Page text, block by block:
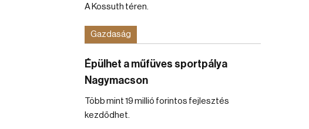
A Kossuth téren.
Gazdaság
Épülhet a műfüves sportpálya
Nagymacson
Több mint 19 millió forintos fejlesztés
kezdődhet.